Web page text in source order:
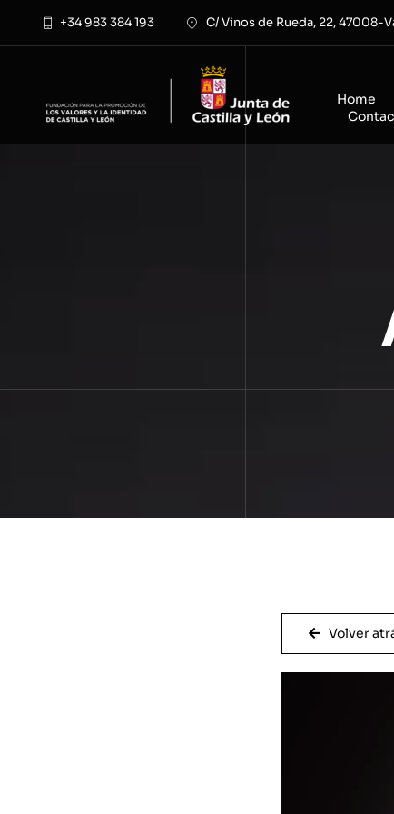
+34 983 384 193 C/ Vinos de Rueda, 22, 47008-
Home
Volver